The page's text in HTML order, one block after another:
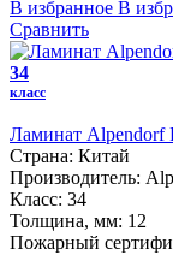
В избранное В
Сравнить
34
класс
Ламинат Alpendorf
Страна: Китай
Производитель:
Класс: 34
Толщина, мм: 12
Пожарный